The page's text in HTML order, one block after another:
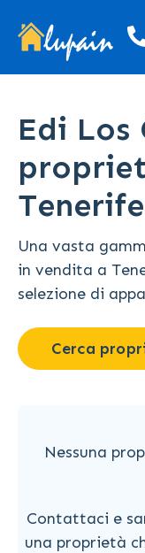
Edi Los
Tenerife
Una vasta
in vendita a
selezione di
Cerca
Nessuna
Contattaci e
una proprietà